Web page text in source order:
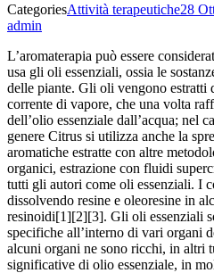
CategoriesAttività terapeutiche28
admin
L’aromaterapia può essere
usa gli oli essenziali, ossia le
delle piante. Gli oli vengono estratti
corrente di vapore, che una volta
dell’olio essenziale dall’acqua; nel
genere Citrus si utilizza anche la
aromatiche estratte con altre
organici, estrazione con fluidi
tutti gli autori come oli essenziali. I
dissolvendo resine e oleoresine in
resinoidi[1][2][3]. Gli oli essenziali
specifiche all’interno di vari organi
alcuni organi ne sono ricchi, in altri
significative di olio essenziale, in